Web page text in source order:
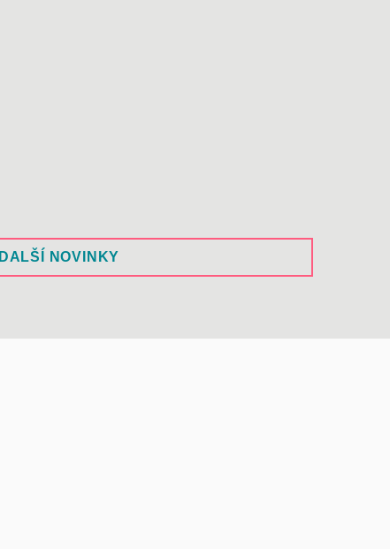
DALŠÍ NOVINKY